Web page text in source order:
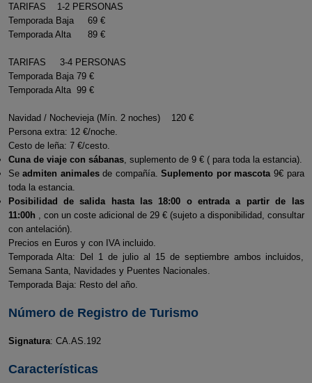
TARIFAS 1-2 PERSONAS
Temporada Baja 69 €
Temporada Alta 89 €
TARIFAS 3-4 PERSONAS
Temporada Baja 79 €
Temporada Alta 99 €
Navidad / Nochevieja (Mín. 2 noches) 120 €
Persona extra: 12 €/noche.
Cesto de leña: 7 €/cesto.
Cuna de viaje con sábanas, suplemento de 9 € ( para toda la estancia).
Seadmiten animalesde compañía.Suplemento por mascota9€ para
toda la estancia.
Posibilidad de salida hasta las 18:00 o entrada a partir de las
11:00h , con un coste adicional de 29 € (sujeto a disponibilidad, consultar
con antelación).
Precios en Euros y con IVA incluido.
Temporada Alta: Del 1 de julio al 15 de septiembre ambos incluidos,
Semana Santa, Navidades y Puentes Nacionales.
Temporada Baja: Resto del año.
Número de Registro de Turismo
Signatura: CA.AS.192
Características